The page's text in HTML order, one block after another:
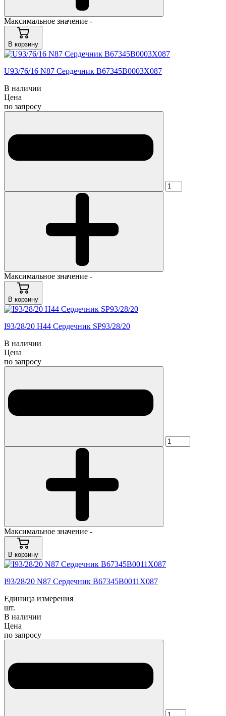
Максимальное значение -
В корзину
U93/76/16 N87 Сердечник B67345B0003X087
В наличии
Цена
по запросу
Максимальное значение -
В корзину
I93/28/20 H44 Сердечник SP93/28/20
В наличии
Цена
по запросу
Максимальное значение -
В корзину
I93/28/20 N87 Сердечник B67345B0011X087
Единица измерения
шт.
В наличии
Цена
по запросу